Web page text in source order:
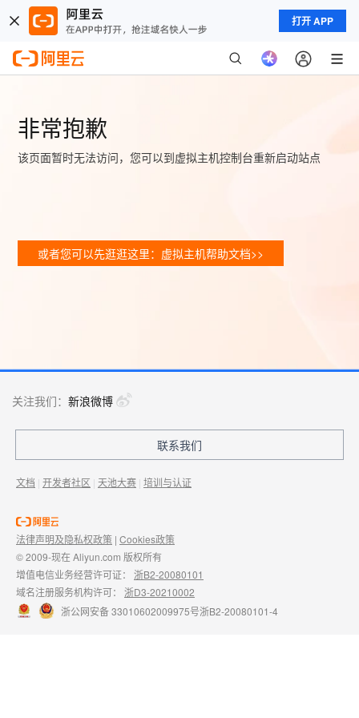
打开 APP
非常抱歉
该页面暂时无法访问，您可以到虚拟主机控制台重新启动站点
或者您可以先逛逛这里：虚拟主机帮助文档>>